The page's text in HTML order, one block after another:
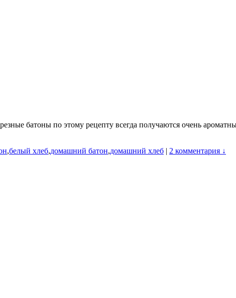
батоны по этому рецепту всегда получаются очень
,белый хлеб,домашний батон,домашний хлеб | 2 комментария ↓